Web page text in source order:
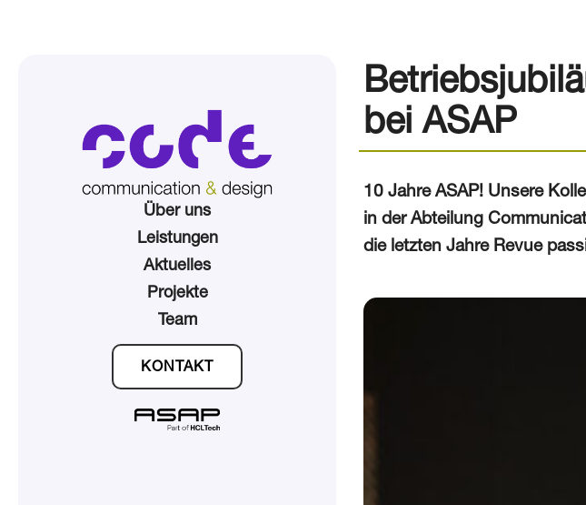
Über uns
Leistungen
Aktuelles
Projekte
Team
KONTAKT
bei ASAP
10 Jahre ASAP! Unsere
in der Abteilung
die letzten Jahre Revue